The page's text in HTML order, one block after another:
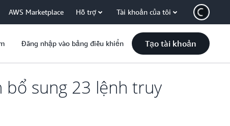
AWS Marketplace Hỗ trợ Tài khoản của tôi
Đăng nhập vào bảng điều khiển Tạo tài khoản
bổ sung 23 lệnh truy